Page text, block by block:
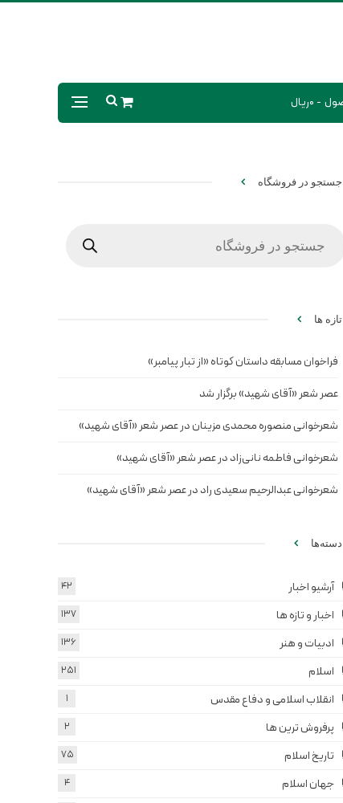
0ریال
جستجو در فروشگاه
تازه ها
فراخوان مسابقه داستان کوتاه «از تبار پیامبر»
عصر شعر «آقای شهید» برگزار شد
شعرخوانی منصوره محمدی مزینان در عصر شعر «آقای شهید»
شعرخوانی فاطمه نانی‌زاد در عصر شعر «آقای شهید»
شعرخوانی عبدالرحیم سعیدی راد در عصر شعر «آقای شهید»
دسته‌ها
آرشیو اخبار 42
اخبار و تازه ها 137
ادبیات و هنر 136
اسلام 251
انقلاب اسلامی و دفاع مقدس 1
پرفروش ترین ها 2
تاریخ اسلام 75
جهان اسلام 4